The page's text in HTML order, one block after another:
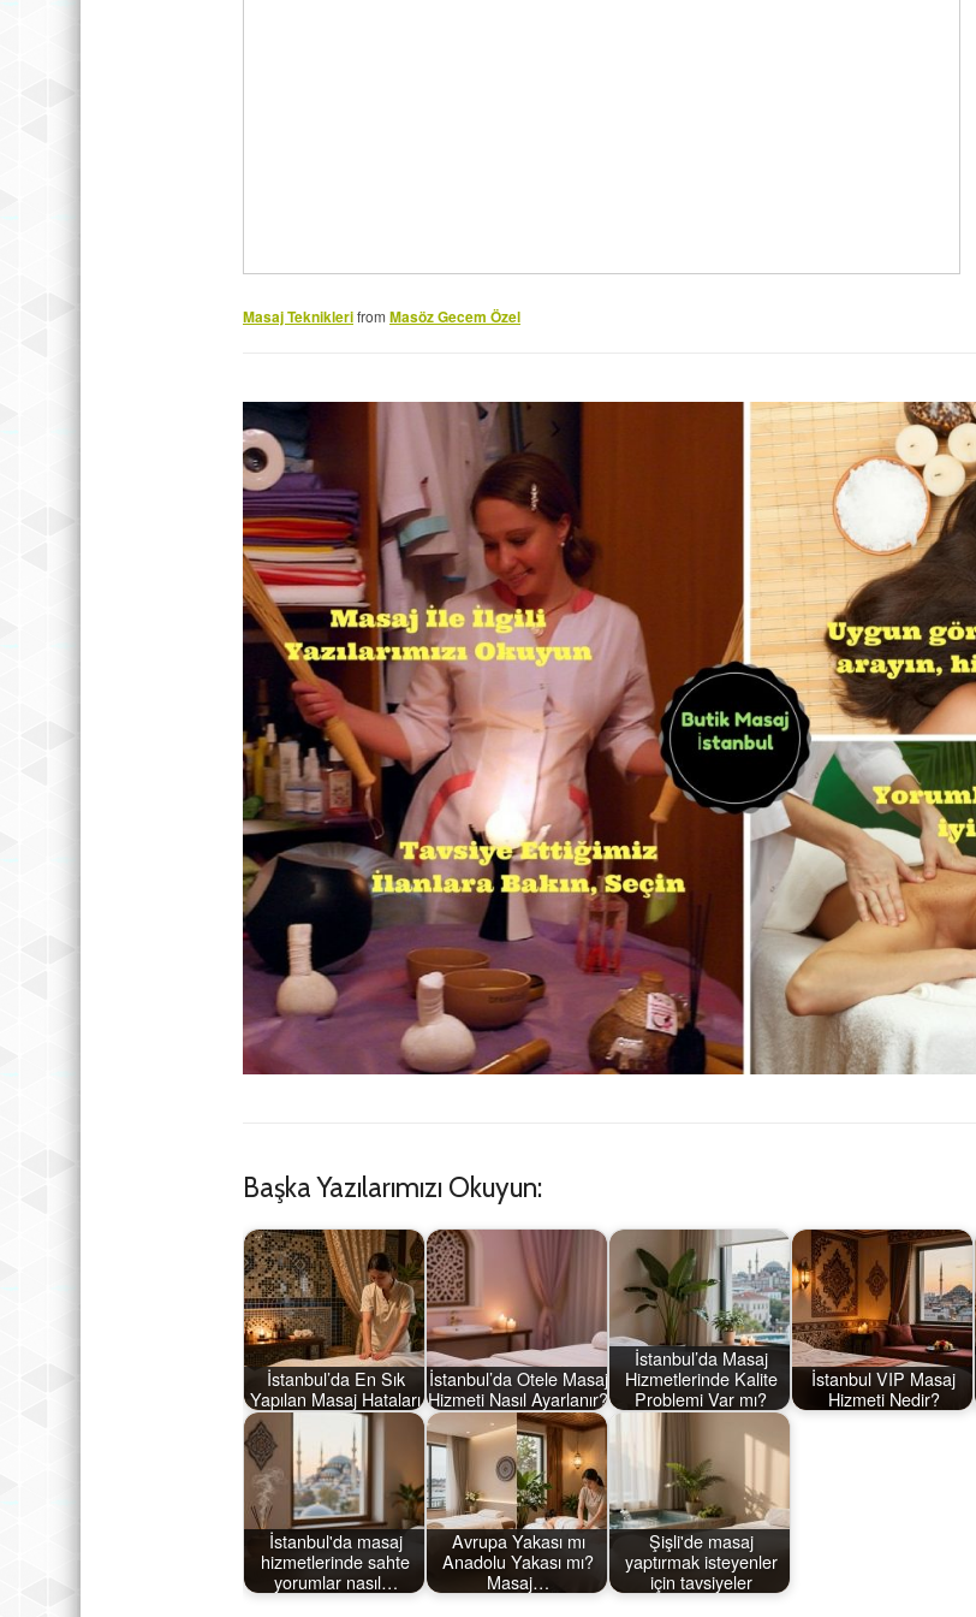
Masaj Tekniklerifrom Masöz Gecem Özel
Başka Yazılarımızı Okuyun:
İstanbul’da En Sık
Yapılan Masaj Hataları
İstanbul’da Otele Masaj
Hizmeti Nasıl Ayarlanır?
İstanbul’da Masaj
Hizmetlerinde Kalite
Problemi Var mı?
İstanbul VIP Masaj
Hizmeti Nedir?
İstanbul'da masaj
hizmetlerinde sahte
yorumlar nasıl…
Avrupa Yakası mı
Anadolu Yakası mı?
Masaj…
Şişli'de masaj
yaptırmak isteyenler
için tavsiyeler